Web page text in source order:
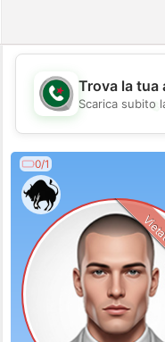
💖
Trova la tua
Scarica subito
0/1